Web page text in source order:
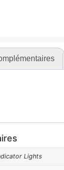
Lights